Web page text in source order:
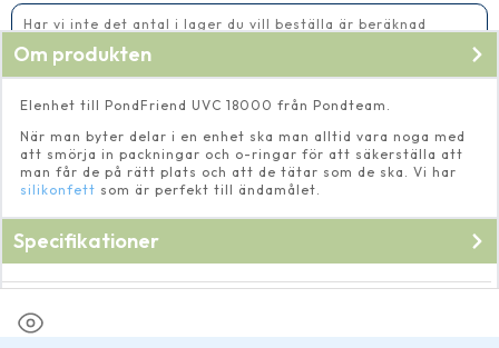
Har vi inte det antal i lager du vill beställa är beräknad
Om produkten
Elenhet till PondFriend UVC 18000 från Pondteam.
När man byter delar i en enhet ska man alltid vara noga med
att smörja in packningar och o-ringar för att säkerställa att
man får de på rätt plats och att de tätar som de ska. Vi har
silikonfett som är perfekt till ändamålet.
Specifikationer